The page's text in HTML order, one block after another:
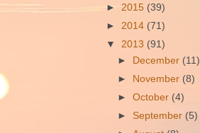
► 2015 (39)
► 2014 (71)
▼ 2013 (91)
►
December (11)
►
November (8)
►October (4)
► September (5)